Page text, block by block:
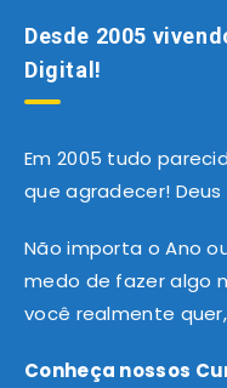
Desde 2005
Digital!
Em 2005 tudo
que agradecer!
Não importa o Ano
medo de fazer algo
você realmente
Conheça nossos